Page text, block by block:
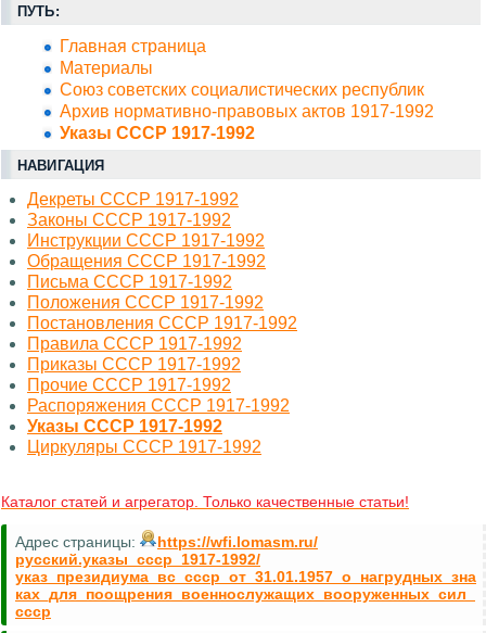
ПУТЬ:
Главная страница
Материалы
Союз советских социалистических республик
Архив нормативно-правовых актов 1917-1992
Указы СССР 1917-1992
НАВИГАЦИЯ
Декреты СССР 1917-1992
Законы СССР 1917-1992
Инструкции СССР 1917-1992
Обращения СССР 1917-1992
Письма СССР 1917-1992
Положения СССР 1917-1992
Постановления СССР 1917-1992
Правила СССР 1917-1992
Приказы СССР 1917-1992
Прочие СССР 1917-1992
Распоряжения СССР 1917-1992
Указы СССР 1917-1992
Циркуляры СССР 1917-1992
Каталог статей и агрегатор. Только качественные статьи!
Адрес страницы:
https://wfi.lomasm.ru/
русский.указы_ссср_1917-1992/
указ_президиума_вс_ссср_от_31.01.1957_о_нагрудных_зна
ках_для_поощрения_военнослужащих_вооруженных_сил_
ссср